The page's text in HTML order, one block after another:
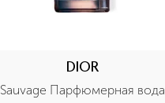
DIOR
Sauvage Парфюмерная вода